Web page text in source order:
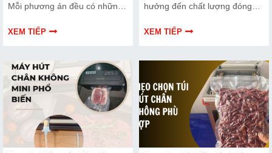
Mỗi phương án đều có những
cùng tìm hiểu để đưa ra quyết
XEM TIẾP
hưởng đến chất lượng đóng
Bài viết dưới đây sẽ giúp bạn
XEM TIẾP